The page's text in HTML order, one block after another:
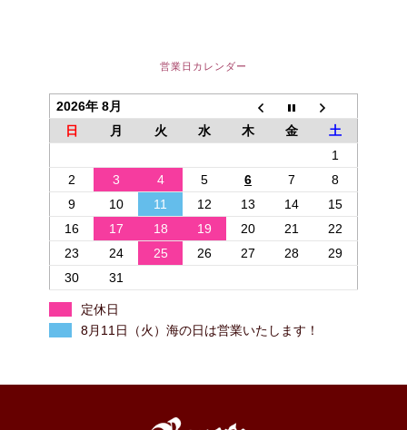
営業日カレンダー
2026年 8月
日
月 火 水 木 金
土
1
2
3 4 5 6 7
8
9
10 11 12 13 14
15
16
17 18 19 20 21
22
23
24 25 26 27 28
29
30
31
定休日
8月11日（火）海の日は営業いたします！